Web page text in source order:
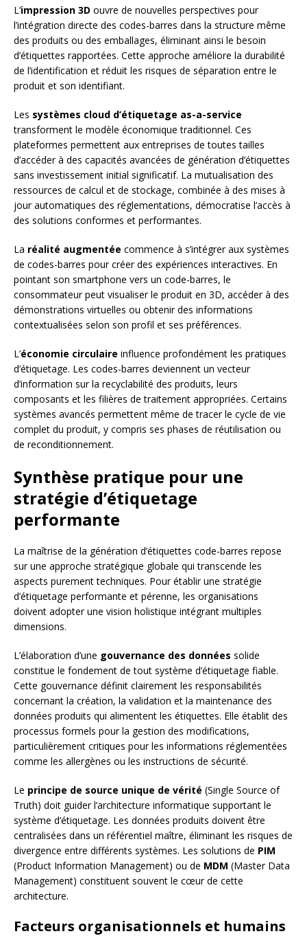
L’impression 3D ouvre de nouvelles perspectives pour
l’intégration directe des codes-barres dans la structure même
des produits ou des emballages, éliminant ainsi le besoin
d’étiquettes rapportées. Cette approche améliore la durabilité
de l’identification et réduit les risques de séparation entre le
produit et son identifiant.
Les systèmes cloud d’étiquetage as-a-service
transforment le modèle économique traditionnel. Ces
plateformes permettent aux entreprises de toutes tailles
d’accéder à des capacités avancées de génération d’étiquettes
sans investissement initial significatif. La mutualisation des
ressources de calcul et de stockage, combinée à des mises à
jour automatiques des réglementations, démocratise l’accès à
des solutions conformes et performantes.
La réalité augmentée commence à s’intégrer aux systèmes
de codes-barres pour créer des expériences interactives. En
pointant son smartphone vers un code-barres, le
consommateur peut visualiser le produit en 3D, accéder à des
démonstrations virtuelles ou obtenir des informations
contextualisées selon son profil et ses préférences.
L’économie circulaire influence profondément les pratiques
d’étiquetage. Les codes-barres deviennent un vecteur
d’information sur la recyclabilité des produits, leurs
composants et les filières de traitement appropriées. Certains
systèmes avancés permettent même de tracer le cycle de vie
complet du produit, y compris ses phases de réutilisation ou
de reconditionnement.
Synthèse pratique pour une
stratégie d’étiquetage
performante
La maîtrise de la génération d’étiquettes code-barres repose
sur une approche stratégique globale qui transcende les
aspects purement techniques. Pour établir une stratégie
d’étiquetage performante et pérenne, les organisations
doivent adopter une vision holistique intégrant multiples
dimensions.
L’élaboration d’une gouvernance des données solide
constitue le fondement de tout système d’étiquetage fiable.
Cette gouvernance définit clairement les responsabilités
concernant la création, la validation et la maintenance des
données produits qui alimentent les étiquettes. Elle établit des
processus formels pour la gestion des modifications,
particulièrement critiques pour les informations réglementées
comme les allergènes ou les instructions de sécurité.
Le principe de source unique de vérité (Single Source of
Truth) doit guider l’architecture informatique supportant le
système d’étiquetage. Les données produits doivent être
centralisées dans un référentiel maître, éliminant les risques de
divergence entre différents systèmes. Les solutions de PIM
(Product Information Management) ou de MDM (Master Data
Management) constituent souvent le cœur de cette
architecture.
Facteurs organisationnels et humains